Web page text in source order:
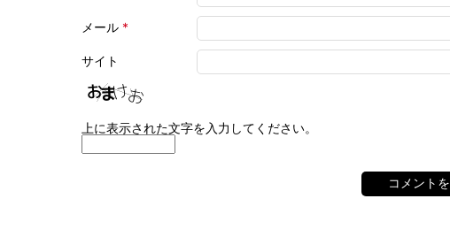
メール *
サイト
上に表示された文字を入力してください。